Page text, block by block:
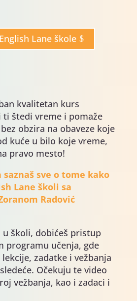
Lane škole
kvalitetan kurs
ti štedi vreme i pomaže
obzira na obaveze koje
kuće u bilo koje vreme,
pravo mesto!
sve o tome kako
Lane školi sa
Radović
u školi, dobićeš pristup
programu učenja, gde
zadatke i vežbanja
Očekuju te video
vežbanja, kao i zadaci i